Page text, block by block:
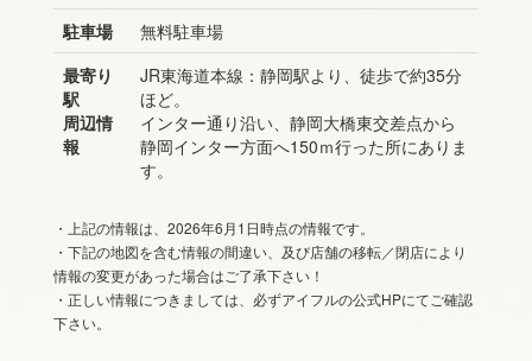
駐車場
無料駐車場
最寄り
駅
周辺情
報
JR東海道本線：静岡駅より、徒歩で約35分
ほど。
インター通り沿い、静岡大橋東交差点から
静岡インター方面へ150ｍ行った所にありま
す。
・上記の情報は、2026年6月1日時点の情報です。
・下記の地図を含む情報の間違い、及び店舗の移転／閉店により
情報の変更があった場合はご了承下さい！
・正しい情報につきましては、必ずアイフルの公式HPにてご確認
下さい。